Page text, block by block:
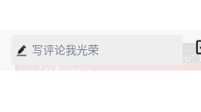
写评论我光荣